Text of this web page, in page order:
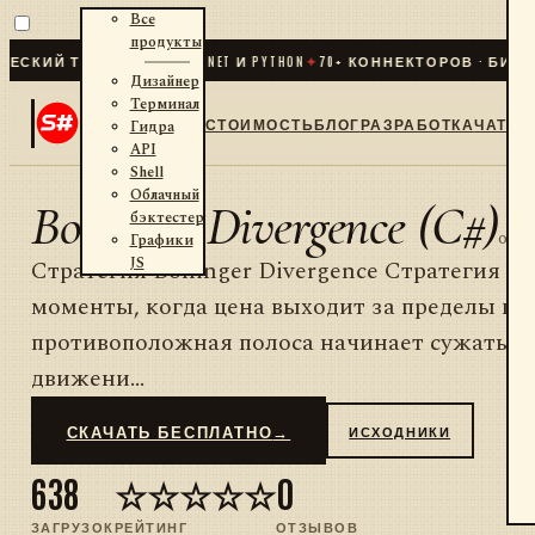
ТРЕЙДИНГ ДЛЯ .NET И PYTHON✦ 70+ КОННЕКТОРОВ ·
Все
продукты
Дизайнер
Терминал
Гидра
API
Shell
Облачный
бэктестер
Графики
JS
СТОИМОСТЬБЛОГРАЗРАБОТКАЧАТ
Bollinger Divergence (C#)от
Стратегия Bollinger Divergence Стратегия
моменты, когда цена выходит за пределы
противоположная полоса начинает
движени...
СКАЧАТЬ БЕСПЛАТНО → ИСХОДНИКИ
638
ЗАГРУЗОК
☆☆☆☆☆
РЕЙТИНГ
0
ОТЗЫВОВ